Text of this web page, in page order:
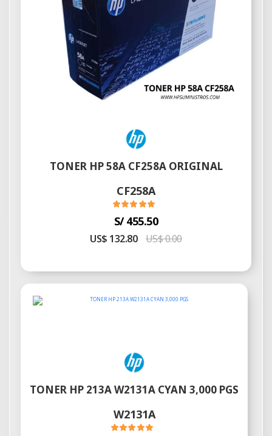
TONER HP 58A CF258A ORIGINAL
CF258A
S/ 455.50
US$ 132.80 US$ 0.00
TONER HP 213A W2131A CYAN 3,000 PGS
W2131A